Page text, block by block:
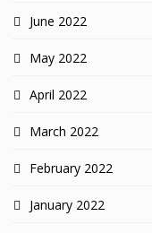
June 2022
May 2022
April 2022
March 2022
February 2022
January 2022